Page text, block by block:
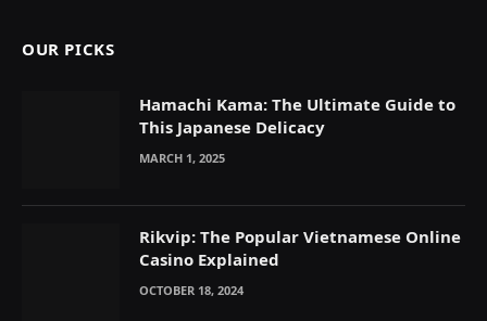
OUR PICKS
Hamachi Kama: The Ultimate Guide to
This Japanese Delicacy
MARCH 1, 2025
Rikvip: The Popular Vietnamese Online
Casino Explained
OCTOBER 18, 2024